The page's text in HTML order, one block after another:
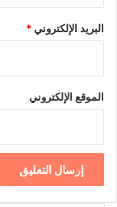
البريد الإلكتروني*
الموقع الإلكتروني